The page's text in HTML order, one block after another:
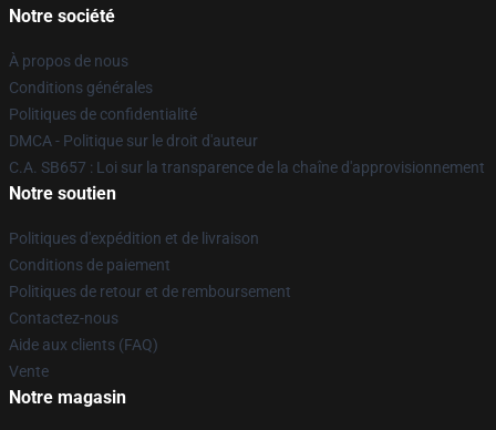
Notre société
À propos de nous
Conditions générales
Politiques de confidentialité
DMCA - Politique sur le droit d'auteur
C.A. SB657 : Loi sur la transparence de la chaîne d'approvisionnement
Notre soutien
Politiques d'expédition et de livraison
Conditions de paiement
Politiques de retour et de remboursement
Contactez-nous
Aide aux clients (FAQ)
Vente
Notre magasin